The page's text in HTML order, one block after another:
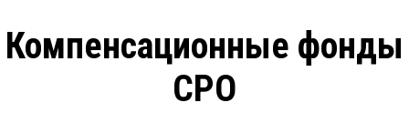
Компенсационные фонды
СРО